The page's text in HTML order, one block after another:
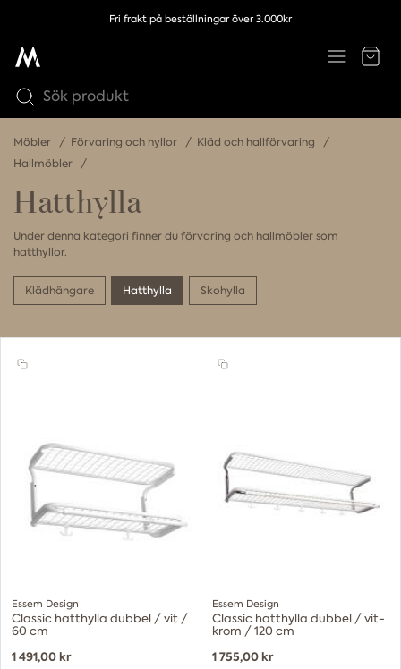
Fri frakt på beställningar över 3.000kr
Möbler Förvaring och hyllor
Kläd och hallförvaring
Hallmöbler
Hatthylla
Under denna kategori finner du förvaring och hallmöbler som
hatthyllor.
Klädhängare Hatthylla Skohylla
Essem Design
Classic hatthylla dubbel / vit /
60 cm
1 491,00 kr
Essem Design
Classic hatthylla dubbel / vit-
krom / 120 cm
1 755,00 kr